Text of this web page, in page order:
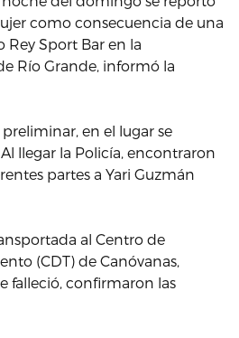
como consecuencia de una
Rey Sport Bar en la
Río Grande, informó la
en el lugar se
llegar la Policía, encontraron
partes a Yari Guzmán
al Centro de
(CDT) de Canóvanas,
falleció, confirmaron las